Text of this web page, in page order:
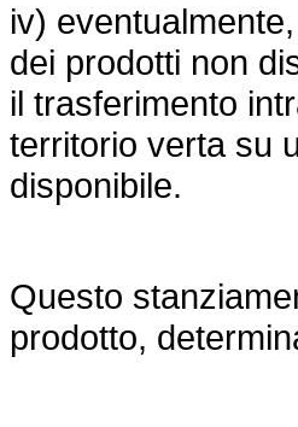
iv)
dei prodotti non
il trasferimento
territorio verta su
disponibile.
Questo
prodotto,